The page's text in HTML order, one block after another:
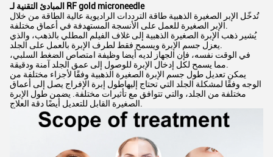
المبادئ التقنية لـ RF gold microneedle
تُدخّل الإبر الصغيرة الذهبية طاقة الترددات الراديوية عالية الطاقة من خلال
الإبر الصغيرة للعمل على الأنسجة المستهدفة في أعماق مختلفة.
يُشير ذهب الإبرة الصغيرة الذهبية إلى غلاف الفيلم المطلي بالذهب، والذي
يعزل جسم الإبرة ويسمح فقط لطرف الإبرة بالعمل على الجلد.
في الوقت نفسه، فإن الجهاز لديه أيضا وظيفة امتصاص الضغط السلبي،
مما يسمح لكل إدخال الإبرة للوصول إلى عمق الجلد آمنة ودقيقة.
يمكن تعديل طول جسم الإبرة الصغيرة الذهبية وفقًا لأجزاء مختلفة من
الوجه وفقًا لمشكلة الجلد التي تحتاج إليهاطول إبرة الإفراج يصل إلى أعماق
مختلفة من الجلد، والتي تتوافق مع تأثيرات مختلفة. يضمن طول الإبرة
الصغيرة القابل للتعديل أيضًا دقة العلاج.